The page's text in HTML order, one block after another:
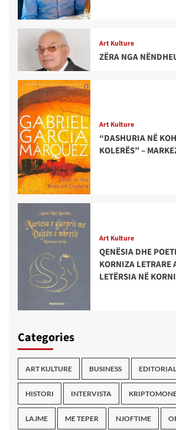
Art Kulture
ZËRA NGA
Art Kulture
“DASHURIA NË
KOLERËS” –
Art Kulture
QENËSIA DHE
KORNIZA LETRARE
LETËRSIA NË
Categories
ART KULTURE BUSINESS EDITORIAL
HISTORI INTERVISTA
LAJME ME TEPER NJOFTIME